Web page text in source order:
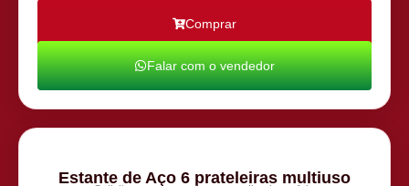
Comprar
Falar com o vendedor
Estante de Aço 6 prateleiras multiuso